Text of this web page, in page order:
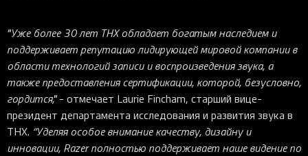
"Уже более 30 лет THX обладает богатым наследием и
поддерживает репутацию лидирующей мировой компании в
области технологий записи и воспроизведения звука, а
также предоставления сертификации, которой, безусловно,
гордится,"- отмечает Laurie Fincham, старший вице-
президент департамента исследования и развития звука в
THX. “Уделяя особое внимание качеству, дизайну и
инновации, Razer полностью поддерживает наше видение по